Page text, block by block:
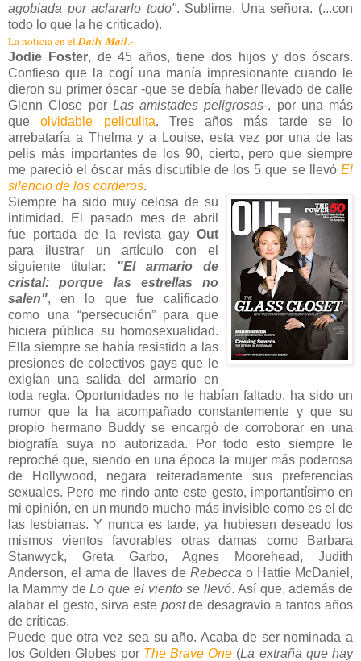
agobiada por aclararlo todo". Sublime. Una señora. (...con
todo lo que la he criticado).
La noticia en elDaily Mail.-
Jodie Foster, de 45 años, tiene dos hijos y dos óscars.
Confieso que la cogí una manía impresionante cuando le
dieron su primer óscar -que se debía haber llevado de calle
Glenn Close por Las amistades peligrosas-, por una más
queolvidable peliculita. Tres años más tarde se lo
arrebataría a Thelma y a Louise, esta vez por una de las
pelis más importantes de los 90, cierto, pero que siempre
me pareció el óscar más discutible de los 5 que se llevó El
silencio de los corderos.
Siempre ha sido muy celosa de su
intimidad. El pasado mes de abril
fue portada de la revista gay Out
para ilustrar un artículo con el
siguiente titular: "El armario de
cristal: porque las estrellas no
salen", en lo que fue calificado
como una “persecución” para que
hiciera pública su homosexualidad.
Ella siempre se había resistido a las
presiones de colectivos gays que le
exigían una salida del armario en
toda regla. Oportunidades no le habían faltado, ha sido un
rumor que la ha acompañado constantemente y que su
propio hermano Buddy se encargó de corroborar en una
biografía suya no autorizada. Por todo esto siempre le
reproché que, siendo en una época la mujer más poderosa
de Hollywood, negara reiteradamente sus preferencias
sexuales. Pero me rindo ante este gesto, importantísimo en
mi opinión, en un mundo mucho más invisible como es el de
las lesbianas. Y nunca es tarde, ya hubiesen deseado los
mismos vientos favorables otras damas como Barbara
Stanwyck, Greta Garbo, Agnes Moorehead, Judith
Anderson, el ama de llaves de Rebecca o Hattie McDaniel,
la Mammy deLo que el viento se llevó. Así que, además de
alabar el gesto, sirva este postde desagravio a tantos años
de críticas.
Puede que otra vez sea su año. Acaba de ser nominada a
los Golden Globes por The Brave One (La extraña que hay